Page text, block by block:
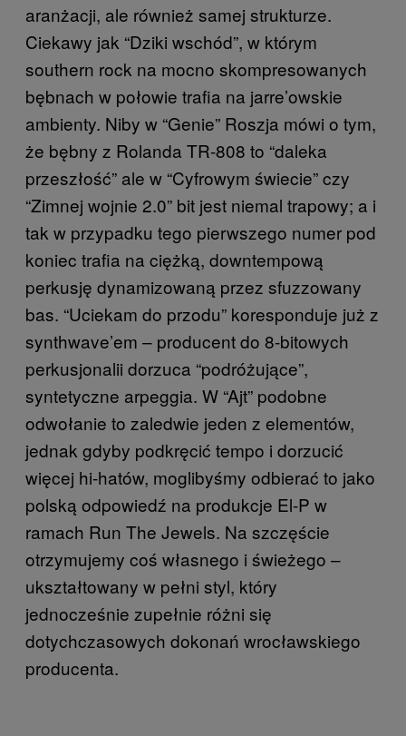
aranżacji, ale również samej strukturze.
Ciekawy jak “Dziki wschód”, w którym
southern rock na mocno skompresowanych
bębnach w połowie trafia na jarre’owskie
ambienty. Niby w “Genie” Roszja mówi o tym,
że bębny z Rolanda TR-808 to “daleka
przeszłość” ale w “Cyfrowym świecie” czy
“Zimnej wojnie 2.0” bit jest niemal trapowy; a i
tak w przypadku tego pierwszego numer pod
koniec trafia na ciężką, downtempową
perkusję dynamizowaną przez sfuzzowany
bas. “Uciekam do przodu” koresponduje już z
synthwave’em – producent do 8-bitowych
perkusjonalii dorzuca “podróżujące”,
syntetyczne arpeggia. W “Ajt” podobne
odwołanie to zaledwie jeden z elementów,
jednak gdyby podkręcić tempo i dorzucić
więcej hi-hatów, moglibyśmy odbierać to jako
polską odpowiedź na produkcje El-P w
ramach Run The Jewels. Na szczęście
otrzymujemy coś własnego i świeżego –
ukształtowany w pełni styl, który
jednocześnie zupełnie różni się
dotychczasowych dokonań wrocławskiego
producenta.